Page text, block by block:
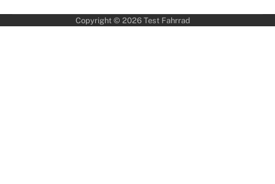
Copyright © 2026 Test Fahrrad